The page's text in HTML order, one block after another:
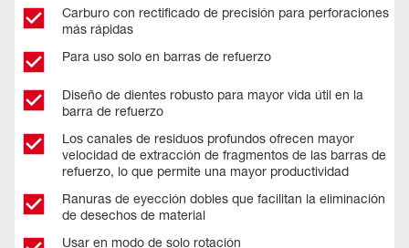
Carburo con rectificado de precisión para perforaciones
más rápidas​
Para uso solo en barras de refuerzo
Diseño de dientes robusto para mayor vida útil en la
barra de refuerzo ​
Los canales de residuos profundos ofrecen mayor
velocidad de extracción de fragmentos de las barras de
refuerzo, lo que permite una mayor productividad
Ranuras de eyección dobles que facilitan la eliminación
de desechos de material​
Usar en modo de solo rotación